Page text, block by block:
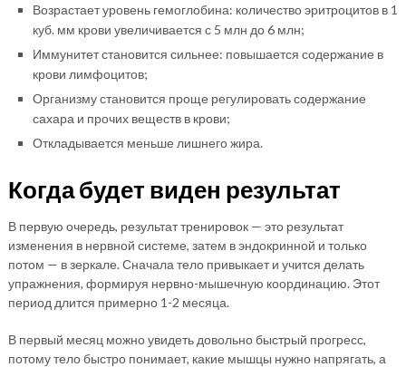
Возрастает уровень гемоглобина: количество эритроцитов в 1
куб. мм крови увеличивается с 5 млн до 6 млн;
Иммунитет становится сильнее: повышается содержание в
крови лимфоцитов;
Организму становится проще регулировать содержание
сахара и прочих веществ в крови;
Откладывается меньше лишнего жира.
Когда будет виден результат
В первую очередь, результат тренировок — это результат
изменения в нервной системе, затем в эндокринной и только
потом — в зеркале. Сначала тело привыкает и учится делать
упражнения, формируя нервно-мышечную координацию. Этот
период длится примерно 1-2 месяца.
В первый месяц можно увидеть довольно быстрый прогресс,
потому тело быстро понимает, какие мышцы нужно напрягать, а